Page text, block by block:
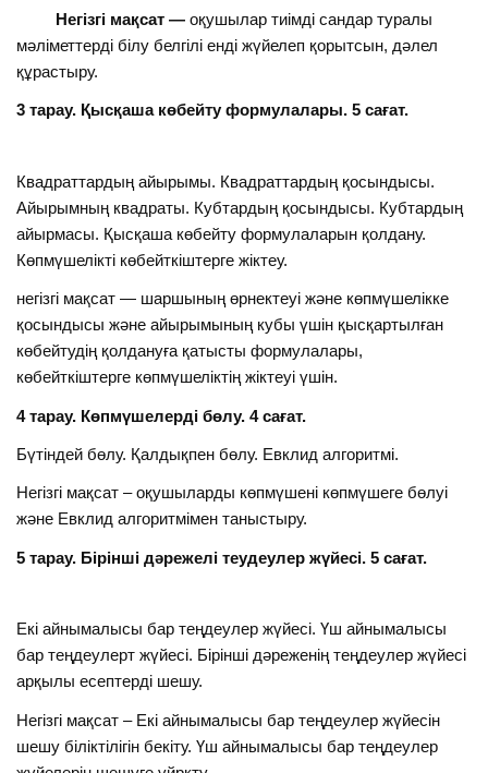
Негізгі мақсат — оқушылар тиiмдi сандар туралы
мәлiметтерді бiлу белгiлi ендi жүйелеп қорытсын, дәлел
құрастыру.
3 тарау. Қысқаша көбейту формулалары. 5 сағат.
Квадраттардың айырымы. Квадраттардың қосындысы.
Айырымның квадраты. Кубтардың қосындысы. Кубтардың
айырмасы. Қысқаша көбейту формулаларын қолдану.
Көпмүшелiктi көбейткiштерге жiктеу.
негізгі мақсат — шаршының өрнектеуi және көпмүшелiкке
қосындысы және айырымының кубы үшiн қысқартылған
көбейтудiң қолдануға қатысты формулалары,
көбейткiштерге көпмүшелiктiң жiктеуi үшiн.
4 тарау. Көпмүшелерді бөлу. 4 сағат.
Бүтiндей бөлу. Қалдықпен бөлу. Евклид алгоритмі.
Негізгі мақсат – оқушыларды көпмүшені көпмүшеге бөлуi
және Евклид алгоритмімен таныстыру.
5 тарау. Бірінші дәрежелі теудеулер жүйесі. 5 сағат.
Екi айнымалысы бар теңдеулер жүйесi. Үш айнымалысы
бар теңдеулерт жүйесi. Бiрiншi дәреженiң теңдеулер жүйесі
арқылы есептердi шешу.
Негізгі мақсат – Екi айнымалысы бар теңдеулер жүйесін
шешу біліктілігін бекiту. Үш айнымалысы бар теңдеулер